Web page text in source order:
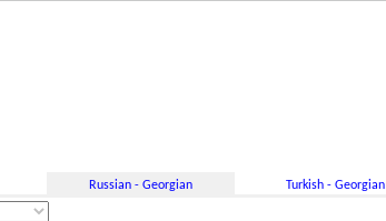
Russian - Georgian Turkish - Georgian